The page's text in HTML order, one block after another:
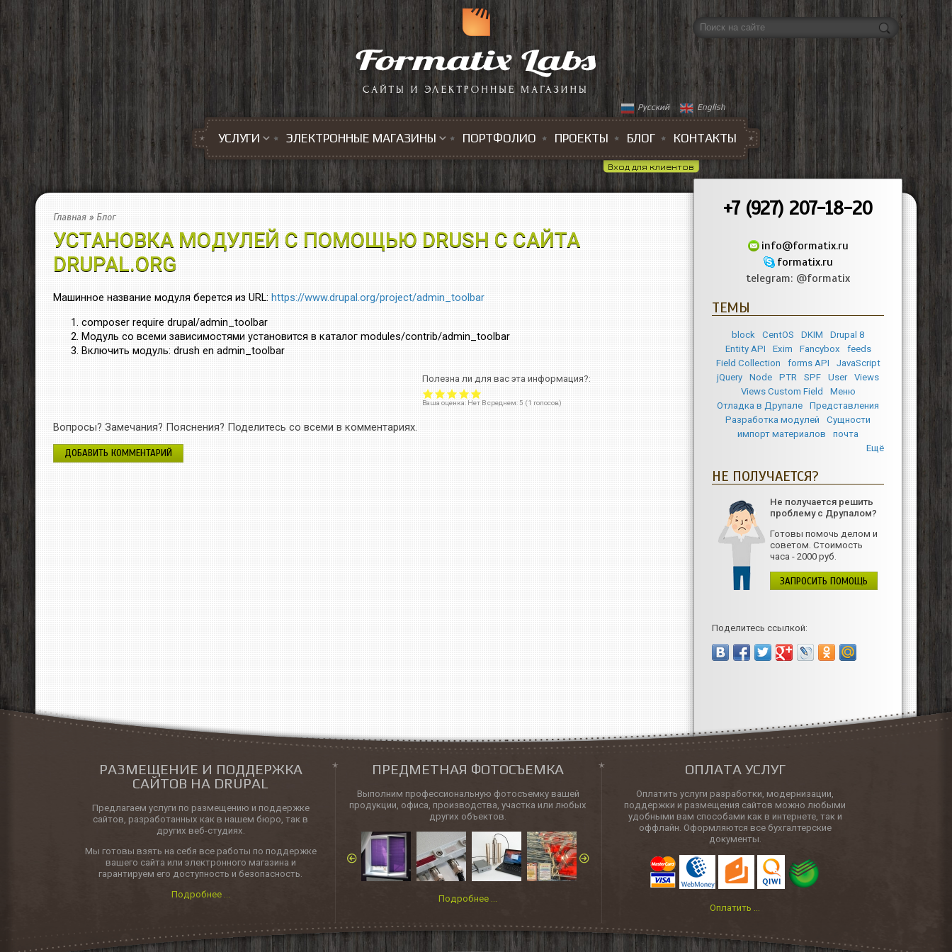
Перейти к основному содержанию
Форма поиска
Русский English
УСЛУГИ ЭЛЕКТРОННЫЕ МАГАЗИНЫ ПОРТФОЛИО ПРОЕКТЫ БЛОГ КОНТАКТЫ
Вход для клиентов
+7 (927) 207-18-20
info@formatix.ru
formatix.ru
telegram: @formatix
ТЕМЫ
block CentOS DKIM
Drupal 8
Entity API
Exim Fancybox
feeds
Field Collection
forms API
JavaScript
jQuery
Node PTR SPF User
Views
Views Custom Field
Меню
Отладка в Друпале
Представления
Разработка модулей
Сущности
импорт материалов
почта
Ещё
НЕ ПОЛУЧАЕТСЯ?
Не получается решить
проблему с Друпалом?
Готовы помочь делом и
советом. Стоимость
часа - 2000 руб.
ЗАПРОСИТЬ ПОМОЩЬ
Поделитесь ссылкой:
Главная » Блог
УСТАНОВКА МОДУЛЕЙ С ПОМОЩЬЮ DRUSH С САЙТА
DRUPAL.ORG
Машинное название модуля берется из URL: https://www.drupal.org/project/admin_toolbar
сomposer require drupal/admin_toolbar
Модуль со всеми зависимостями установится в каталог modules/contrib/admin_toolbar
Включить модуль: drush en admin_toolbar
Полезна ли для вас эта информация?:
Ваша оценка: Нет В среднем:5 (1 голосов)
Вопросы? Замечания? Пояснения? Поделитесь со всеми в комментариях.
ДОБАВИТЬ КОММЕНТАРИЙ
РАЗМЕЩЕНИЕ И ПОДДЕРЖКА
САЙТОВ НА DRUPAL
Предлагаем услуги по размещению и поддержке
сайтов, разработанных как в нашем бюро, так в
других веб-студиях.
Мы готовы взять на себя все работы по поддержке
вашего сайта или электронного магазина и
гарантируем его доступность и безопасность.
Подробнее ...
ПРЕДМЕТНАЯ ФОТОСЪЕМКА
Выполним профессиональную фотосъемку вашей
продукции, офиса, производства, участка или любых
других объектов.
Подробнее ...
ОПЛАТА УСЛУГ
Оплатить услуги разработки, модернизации,
поддержки и размещения сайтов можно любыми
удобными вам способами как в интернете, так и
оффлайн. Оформляются все бухгалтерские
документы.
Оплатить ...